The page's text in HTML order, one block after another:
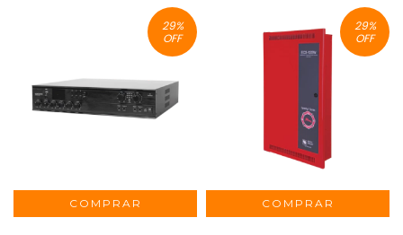
29%
OFF
29%
OFF